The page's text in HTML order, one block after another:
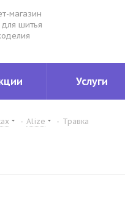
магазин
шитья
Услуги
- Alize - Травка